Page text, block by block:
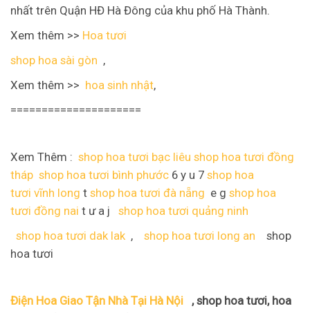
nhất trên Quận HĐ Hà Đông của khu phố Hà Thành.
Xem thêm >> Hoa tươi
shop hoa sài gòn ,
Xem thêm >> hoa sinh nhật,
=====================
Xem Thêm : shop hoa tươi bạc liêu shop hoa tươi đồng
tháp shop hoa tươi bình phước 6 y u 7 shop hoa
tươi vĩnh long t shop hoa tươi đà nẵng e g shop hoa
tươi đồng nai t ư a j shop hoa tươi quảng ninh
shop hoa tươi dak lak , shop hoa tươi long an shop
hoa tươi
Điện Hoa Giao Tận Nhà Tại Hà Nội , shop hoa tươi, hoa